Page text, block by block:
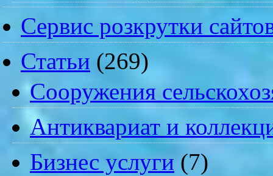
Сервис розкрутки
Статьи (269)
Cооружения
Антиквариат и
Бизнес услуги (7)